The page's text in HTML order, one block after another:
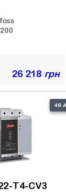
26 218 грн
48 А
T4-CV3